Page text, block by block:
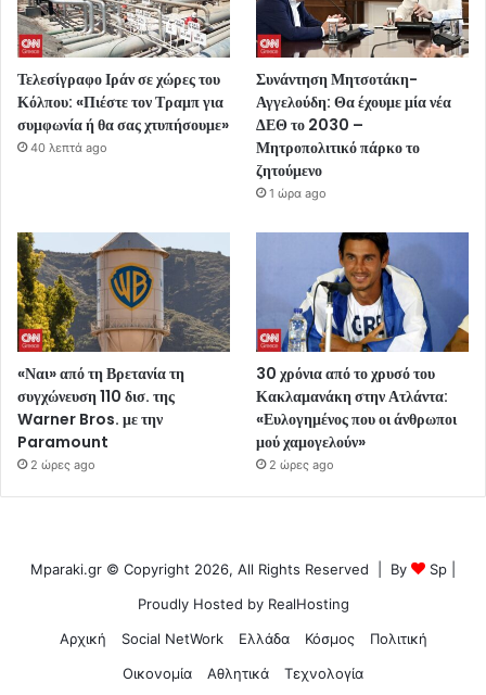
Τελεσίγραφο Ιράν σε χώρες του
Κόλπου: «Πιέστε τον Τραμπ για
συμφωνία ή θα σας χτυπήσουμε»
40 λεπτά ago
Συνάντηση Μητσοτάκη-
Αγγελούδη: Θα έχουμε μία νέα
ΔΕΘ το 2030 –
Μητροπολιτικό πάρκο το
ζητούμενο
1 ώρα ago
«Ναι» από τη Βρετανία τη
συγχώνευση 110 δισ. της
Warner Bros. με την
Paramount
2 ώρες ago
30 χρόνια από το χρυσό του
Κακλαμανάκη στην Ατλάντα:
«Ευλογημένος που οι άνθρωποι
μού χαμογελούν»
2 ώρες ago
Mparaki.gr © Copyright 2026, All Rights Reserved | By Sp
Proudly Hosted by RealHosting
Αρχική
Social NetWork Ελλάδα Κόσμος
Πολιτική
Οικονομία
Αθλητικά Τεχνολογία